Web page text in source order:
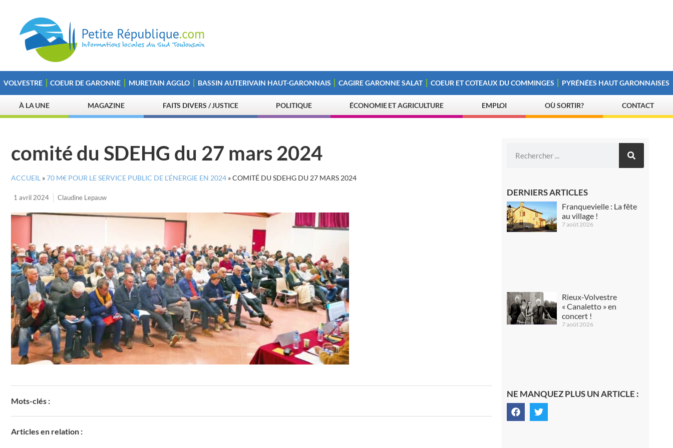
VOLVESTRE COEUR DE GARONNE MURETAIN AGGLO BASSIN AUTERIVAIN HAUT-GARONNAIS CAGIRE GARONNE SALAT COEUR ET COTEAUX DU COMMINGES PYRÉNÉES HAUT GARONNAISES
À LA UNE MAGAZINE FAITS DIVERS / JUSTICE POLITIQUE ÉCONOMIE ET AGRICULTURE EMPLOI OÙ SORTIR? CONTACT
comité du SDEHG du 27 mars 2024
ACCUEIL »70 M€ POUR LE SERVICE PUBLIC DE L’ÉNERGIE EN 2024 »COMITÉ DU SDEHG DU 27 MARS 2024
1 avril 2024 Claudine Lepauw
Mots-clés :
Articles en relation :
DERNIERS ARTICLES
Franquevielle : La fête
au village !
7 août 2026
Rieux-Volvestre
« Canaletto » en
concert !
7 août 2026
NE MANQUEZ PLUS UN ARTICLE :